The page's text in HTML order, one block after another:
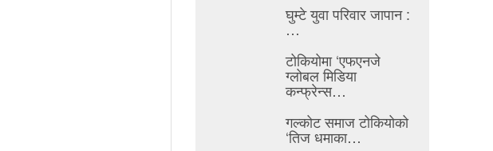
घुम्टे युवा परिवार जापान :
…
टोकियोमा ‘एफएनजे
ग्लोबल मिडिया
कन्फ्रेन्स…
गल्कोट समाज टोकियोको
‘तिज धमाका…